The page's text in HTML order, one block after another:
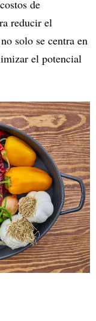
de
reducir el
solo se centra en
el potencial